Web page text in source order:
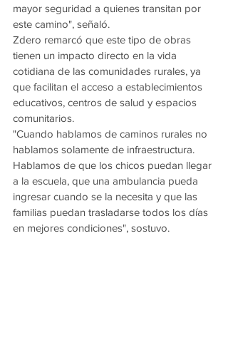
mayor seguridad a quienes transitan por
este camino", señaló.
Zdero remarcó que este tipo de obras
tienen un impacto directo en la vida
cotidiana de las comunidades rurales, ya
que facilitan el acceso a establecimientos
educativos, centros de salud y espacios
comunitarios.
"Cuando hablamos de caminos rurales no
hablamos solamente de infraestructura.
Hablamos de que los chicos puedan llegar
a la escuela, que una ambulancia pueda
ingresar cuando se la necesita y que las
familias puedan trasladarse todos los días
en mejores condiciones", sostuvo.